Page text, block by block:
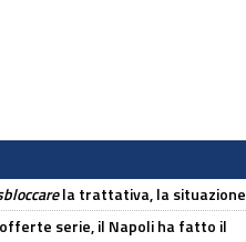
la trattativa, la situazione
serie, il Napoli ha fatto il